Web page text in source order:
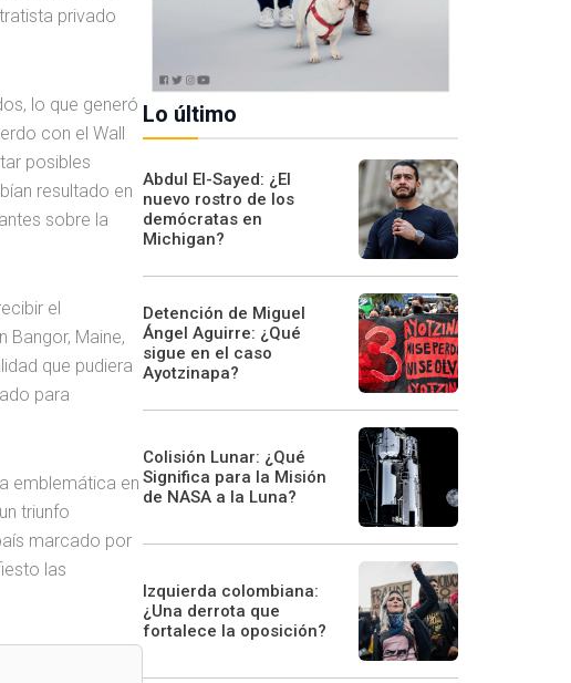
privado
lo que generó
con el Wall
posibles
resultado en
sobre la
el
Bangor, Maine,
que pudiera
para
emblemática en
triunfo
marcado por
las
Lo último
Abdul El-Sayed: ¿El
nuevo rostro de los
demócratas en
Michigan?
Detención de Miguel
Ángel Aguirre: ¿Qué
sigue en el caso
Ayotzinapa?
Colisión Lunar: ¿Qué
Significa para la Misión
de NASA a la Luna?
Izquierda colombiana:
¿Una derrota que
fortalece la oposición?